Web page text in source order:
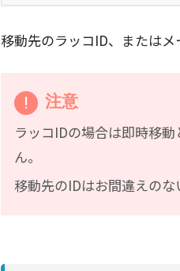
移動先のラッコID、またはメ
注意
ラッコIDの場合は即時移
ん。
移動先のIDはお間違えのな